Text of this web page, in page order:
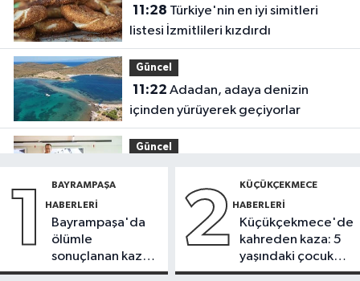
11:28
listesi İzmitlileri kızdırdı
Güncel
11:22
içinden yürüyerek geçiyorlar
Güncel
bugünden şekilleniyor’
Sağlık
yangınlara neden olabilir
1 BAYRAMPAŞA
HABERLERI
Bayrampaşa'da
ölümle
sonuçlanan kaza:
Sürücü
2 KÜÇÜKÇEKMECE
HABERLERI
Küçükçekmece'de
kahreden kaza: 5
yaşındaki çocuk
yoğun bakımda